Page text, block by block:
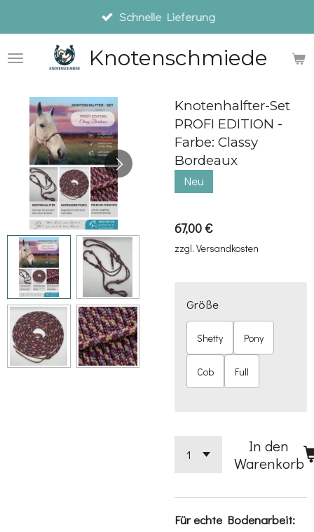
Hauptinhalt
springen
Knotenschmiede
Schnelle Lieferung
Knotenhalfter-Set
PROFI EDITION -
Farbe: Classy
Bordeaux
Neu
67,00 €
zzgl. Versandkosten
Größe
Shetty Pony
Cob Full
In den
Warenkorb
Für echte Bodenarbeit: